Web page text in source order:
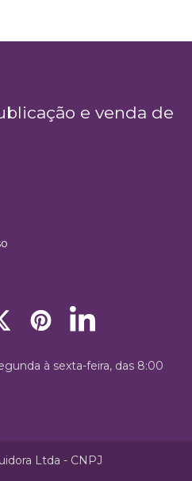
e venda de
à sexta-feira, das 8:00
Ltda - CNPJ